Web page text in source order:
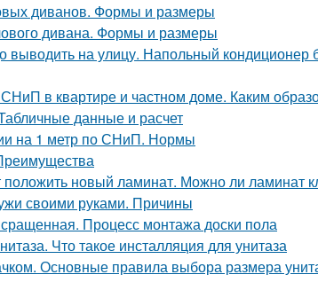
диванов. Формы и размеры
дивана. Формы и размеры
выводить на улицу. Напольный кондиционер
в квартире и частном доме. Каким
данные и расчет
на 1 метр по СНиП. Нормы
новый ламинат. Можно ли ламинат
своими руками. Причины
Процесс монтажа доски пола
Что такое инсталляция для унитаза
Основные правила выбора размера